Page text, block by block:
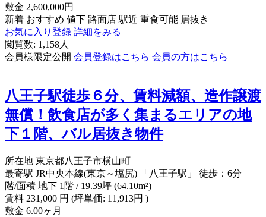
敷金 2,600,000円
新着 おすすめ 値下 路面店 駅近 重食可能 居抜き
お気に入り登録 詳細をみる
閲覧数: 1,158人
会員様限定公開 会員登録はこちら 会員の方はこちら
八王子駅徒歩６分、賃料減額、造作譲渡
無償！飲食店が多く集まるエリアの地
下１階、バル居抜き物件
所在地 東京都八王子市横山町
最寄駅 JR中央本線(東京～塩尻) 「八王子駅」 徒歩：6分
階/面積 地下 1階 / 19.39坪 (64.10m²)
賃料 231,000 円 (坪単価: 11,913円 )
敷金 6.00ヶ月